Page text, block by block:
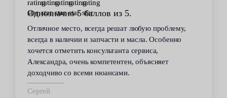
Стабильное качество
В течение 6 лет пользуюсь услугами данного
сервиса. Высокий профессионализм персонала
всегда помогал решить возникающие с
автомобилем проблемы. Все работы по
техобслуживанию проводились качественно и в
срок.